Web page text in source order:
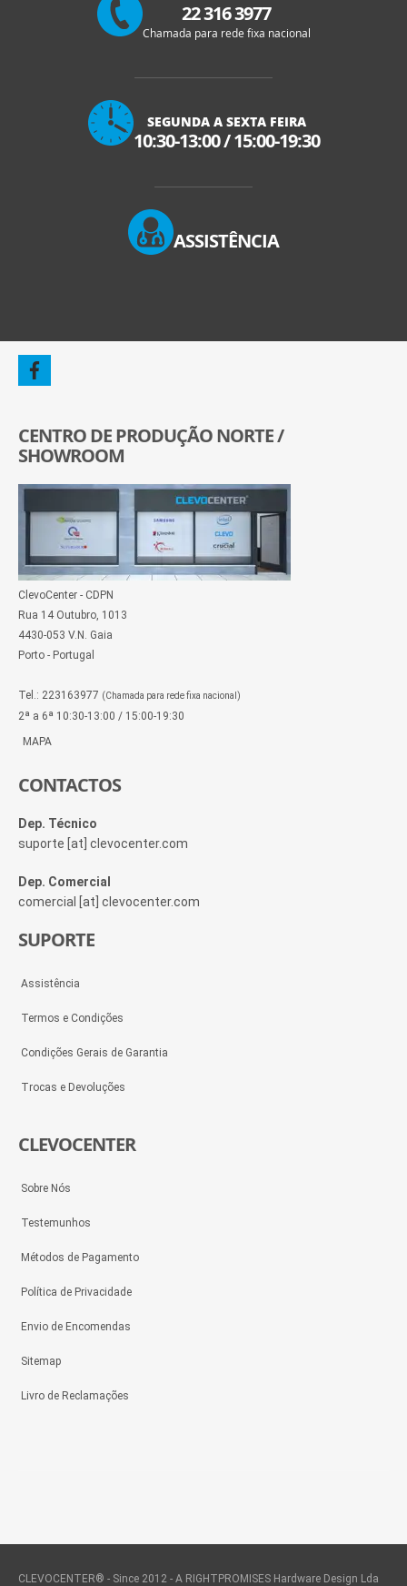
22 316 3977
Chamada para rede fixa nacional
SEGUNDA A SEXTA FEIRA
10:30-13:00/15:00-19:30
ASSISTÊNCIA
CENTRO DE PRODUÇÃO NORTE /
SHOWROOM
ClevoCenter - CDPN
Rua 14 Outubro, 1013
4430-053 V.N. Gaia
Porto - Portugal
Tel.: 223163977 (Chamada para rede fixa nacional)
2ª a 6ª 10:30-13:00 / 15:00-19:30
MAPA
CONTACTOS
Dep. Técnico
suporte [at] clevocenter.com
Dep. Comercial
comercial [at] clevocenter.com
SUPORTE
Assistência
Termos e Condições
Condições Gerais de Garantia
Trocas e Devoluções
CLEVOCENTER
Sobre Nós
Testemunhos
Métodos de Pagamento
Política de Privacidade
Envio de Encomendas
Sitemap
Livro de Reclamações
CLEVOCENTER® - Since 2012 - A RIGHTPROMISES Hardware Design Lda